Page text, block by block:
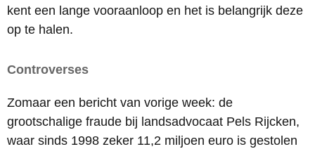
kent een lange vooraanloop en het is belangrijk deze
op te halen.
Controverses
Zomaar een bericht van vorige week: de
grootschalige fraude bij landsadvocaat Pels Rijcken,
waar sinds 1998 zeker 11,2 miljoen euro is gestolen